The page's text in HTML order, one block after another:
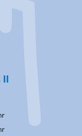
II
bis 12:00 Uhr